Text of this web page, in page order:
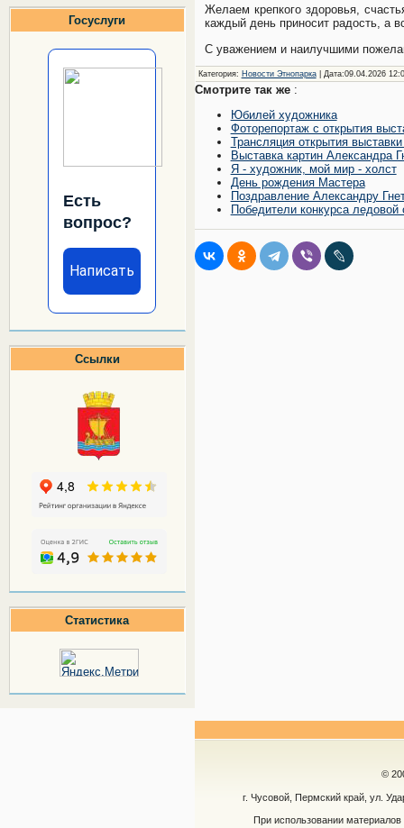
Госуслуги
Есть
вопрос?
Написать
Ссылки
Статистика
Желаем крепкого здоровья,
каждый день приносит радость, а
С уважением и наилучшими
Категория: Новости Этнопарка| Дата:09.04.2026
Смотрите так же :
Юбилей художника
Фоторепортаж с открытия
Трансляция открытия
Выставка картин Александра
Я - художник, мой мир - холст
День рождения Мастера
Поздравление Александру
Победители конкурса ледовой
©
г. Чусовой, Пермский край, ул.
При использовании